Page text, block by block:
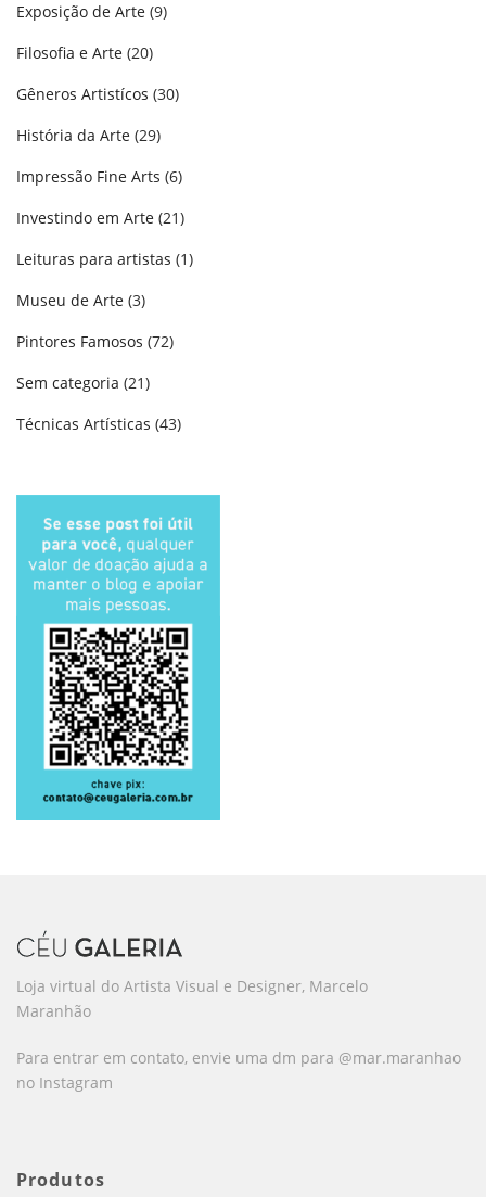
Exposição de Arte (9)
Filosofia e Arte (20)
Gêneros Artistícos (30)
História da Arte (29)
Impressão Fine Arts (6)
Investindo em Arte (21)
Leituras para artistas (1)
Museu de Arte (3)
Pintores Famosos (72)
Sem categoria (21)
Técnicas Artísticas (43)
Loja virtual do Artista Visual e Designer, Marcelo
Maranhão
Para entrar em contato, envie uma dm para @mar.maranhao
no Instagram
Produtos